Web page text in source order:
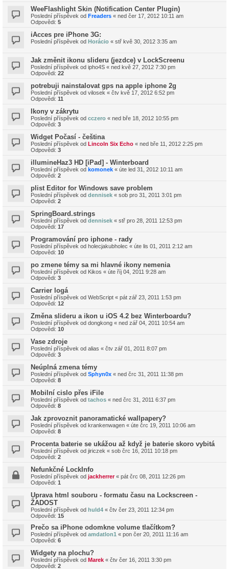
WeeFlashlight Skin (Notification Center Plugin)
Poslední příspěvek od Freaders « ned čer 17, 2012 10:11 am
Odpovědi: 5
iAcces pre iPhone 3G:
Poslední příspěvek od Horácio « stř kvě 30, 2012 3:35 am
Jak změnit ikonu slideru (jezdce) v LockScreenu
Poslední příspěvek od ipho4S « ned kvě 27, 2012 7:30 pm
Odpovědi: 22
potrebuji nainstalovat gps na apple iphone 2g
Poslední příspěvek od vilosek « čtv kvě 17, 2012 6:52 pm
Odpovědi: 11
Ikony v zákrytu
Poslední příspěvek od cczero « ned bře 18, 2012 10:55 pm
Odpovědi: 3
Widget Počasí - čeština
Poslední příspěvek od Lincoln Six Echo « ned bře 11, 2012 2:25 pm
Odpovědi: 3
illumineHaz3 HD [iPad] - Winterboard
Poslední příspěvek od komonek « úte led 31, 2012 10:11 am
Odpovědi: 2
plist Editor for Windows save problem
Poslední příspěvek od dennisek « sob pro 31, 2011 3:01 pm
Odpovědi: 2
SpringBoard.strings
Poslední příspěvek od dennisek « stř pro 28, 2011 12:53 pm
Odpovědi: 17
Programování pro iphone - rady
Poslední příspěvek od holecjakubholec « úte lis 01, 2011 2:12 am
Odpovědi: 10
po zmene témy sa mi hlavné ikony nemenia
Poslední příspěvek od Kikos « úte říj 04, 2011 9:28 am
Odpovědi: 3
Carrier logá
Poslední příspěvek od WebScript « pát zář 23, 2011 1:53 pm
Odpovědi: 12
Změna slideru a ikon u iOS 4.2 bez Winterboardu?
Poslední příspěvek od dongkong « ned zář 04, 2011 10:54 am
Odpovědi: 10
Vase zdroje
Poslední příspěvek od alias « čtv zář 01, 2011 8:07 pm
Odpovědi: 3
Neúplná zmena témy
Poslední příspěvek od Sphyn0x « ned črc 31, 2011 11:38 pm
Odpovědi: 8
Mobilní cislo přes iFile
Poslední příspěvek od tachos « ned črc 31, 2011 6:37 pm
Odpovědi: 8
Jak zprovoznit panoramatické wallpapery?
Poslední příspěvek od krankenwagen « úte črc 19, 2011 10:06 am
Odpovědi: 8
Procenta baterie se ukážou až když je baterie skoro vybitá
Poslední příspěvek od jiriczek « sob črc 16, 2011 10:18 pm
Odpovědi: 2
Nefunkčné LockInfo
Poslední příspěvek od jackherrer« pát črc 08, 2011 12:26 pm
Odpovědi: 1
Uprava html souboru - formatu času na Lockscreen -
ŽADOST
Poslední příspěvek od huld4 « čtv čer 23, 2011 12:34 pm
Odpovědi: 15
Prečo sa iPhone odomkne volume tlačítkom?
Poslední příspěvek od amdatlon1 « pon čer 20, 2011 11:16 am
Odpovědi: 6
Widgety na plochu?
Poslední příspěvek od Marek « čtv čer 16, 2011 3:30 pm
Odpovědi: 2